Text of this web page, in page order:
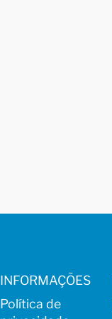
INFORMAÇÕES
Política de